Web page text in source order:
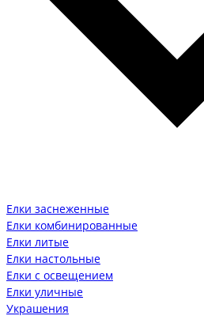
Елки заснеженные
Елки комбинированные
Елки литые
Елки настольные
Елки с освещением
Елки уличные
Украшения